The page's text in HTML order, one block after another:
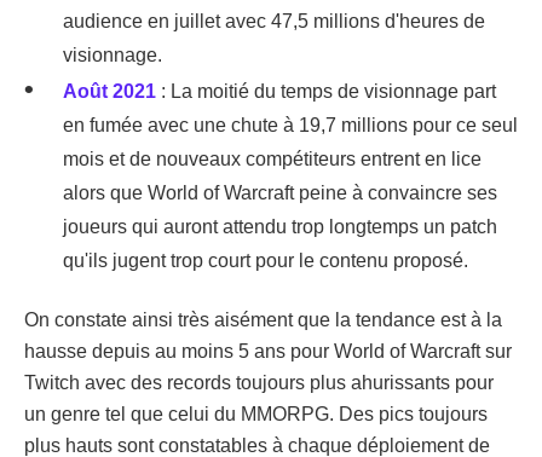
audience en juillet avec 47,5 millions d'heures de
visionnage.
Août 2021 : La moitié du temps de visionnage part
en fumée avec une chute à 19,7 millions pour ce seul
mois et de nouveaux compétiteurs entrent en lice
alors que World of Warcraft peine à convaincre ses
joueurs qui auront attendu trop longtemps un patch
qu'ils jugent trop court pour le contenu proposé.
On constate ainsi très aisément que la tendance est à la
hausse depuis au moins 5 ans pour World of Warcraft sur
Twitch avec des records toujours plus ahurissants pour
un genre tel que celui du MMORPG. Des pics toujours
plus hauts sont constatables à chaque déploiement de